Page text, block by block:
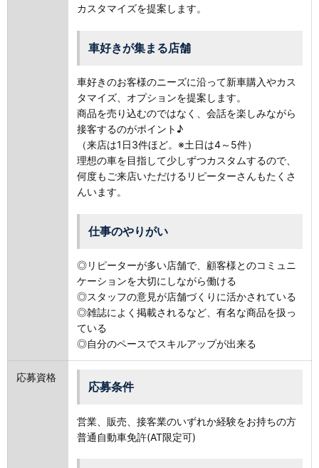
カスタマイズを提案します。
車好きが集まる店舗
車好きのお客様のニーズに沿って新車購入やカス
タマイズ、オプションを提案します。
商品を売り込むのではなく、会話を楽しみながら
接客するのがポイント♪
（来店は1日3件ほど。※土日は4～5件）
理想の車を目指して少しずつカスタムするので、
何度もご来店いただけるリピーターさんもたくさ
んいます。
仕事のやりがい
◎リピーターが多い店舗で、顧客様とのコミュニ
ケーションを大切にしながら働ける
◎スタッフの意見が店舗づくりに活かされている
◎雑誌によく掲載されるなど、有名な商品を扱っ
ている
◎自分のペースでスキルアップが出来る
応募資格
応募条件
営業、販売、接客業のいずれか経験をお持ちの方
普通自動車免許(AT限定可)